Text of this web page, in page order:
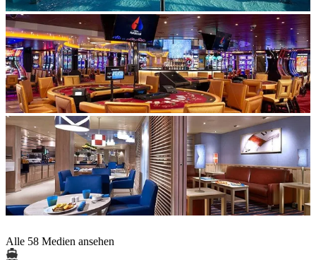
Alle 58 Medien ansehen